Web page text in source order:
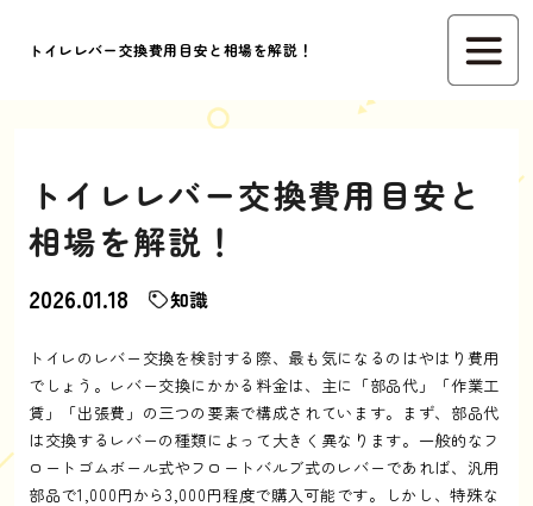
トイレレバー交換費用目安と相場を解説！
トイレレバー交換費用目安と
相場を解説！
2026.01.18 知識
トイレのレバー交換を検討する際、最も気になるのはやはり費用
でしょう。レバー交換にかかる料金は、主に「部品代」「作業工
賃」「出張費」の三つの要素で構成されています。まず、部品代
は交換するレバーの種類によって大きく異なります。一般的なフ
ロートゴムボール式やフロートバルブ式のレバーであれば、汎用
部品で1,000円から3,000円程度で購入可能です。しかし、特殊な